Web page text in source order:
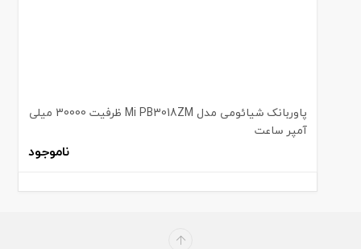
پاوربانک شیائومی مدل Mi PB3018ZM ظرفیت 30000 میلی
آمپر ساعت
ناموجود